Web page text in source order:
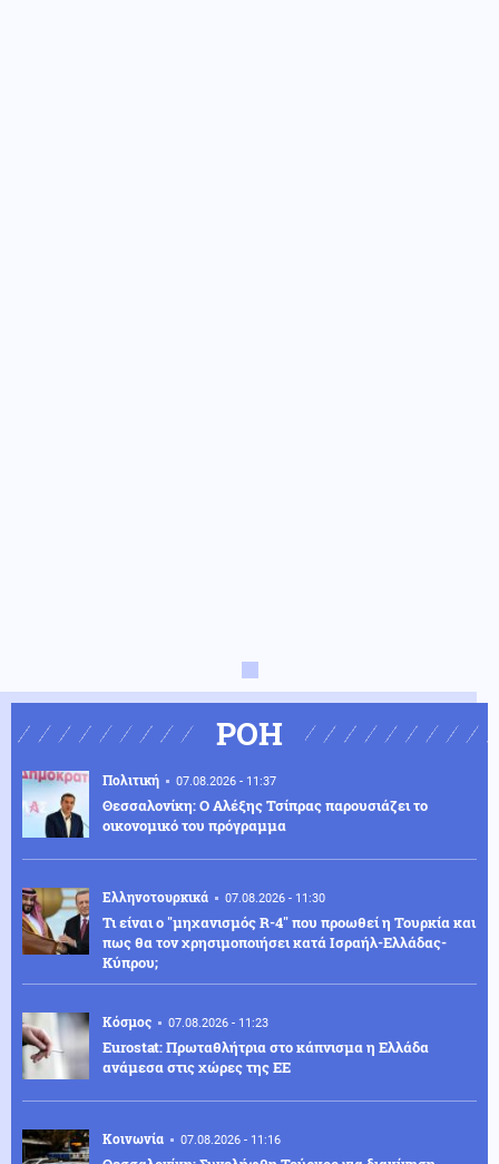
ΡΟΗ
Πολιτική 07.08.2026 - 11:37
Θεσσαλονίκη: Ο Αλέξης Τσίπρας παρουσιάζει το
οικονομικό του πρόγραμμα
Ελληνοτουρκικά 07.08.2026 - 11:30
Τι είναι ο "μηχανισμός R-4" που προωθεί η Τουρκία και
πως θα τον χρησιμοποιήσει κατά Ισραήλ-Ελλάδας-
Κύπρου;
Κόσμος 07.08.2026 - 11:23
Eurostat: Πρωταθλήτρια στο κάπνισμα η Ελλάδα
ανάμεσα στις χώρες της ΕΕ
Κοινωνία 07.08.2026 - 11:16